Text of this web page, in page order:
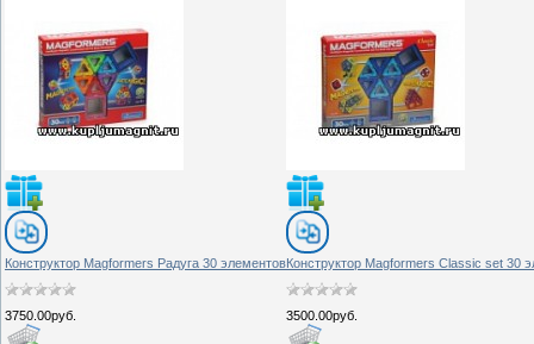
Конструктор Magformers Радуга 30 элементов
3750.00руб.
Конструктор Magformers Classic set 30
3500.00руб.